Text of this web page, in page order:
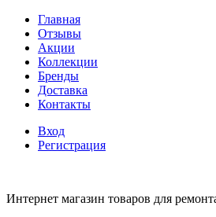
Главная
Отзывы
Акции
Коллекции
Бренды
Доставка
Контакты
Вход
Регистрация
Интернет магазин товаров для